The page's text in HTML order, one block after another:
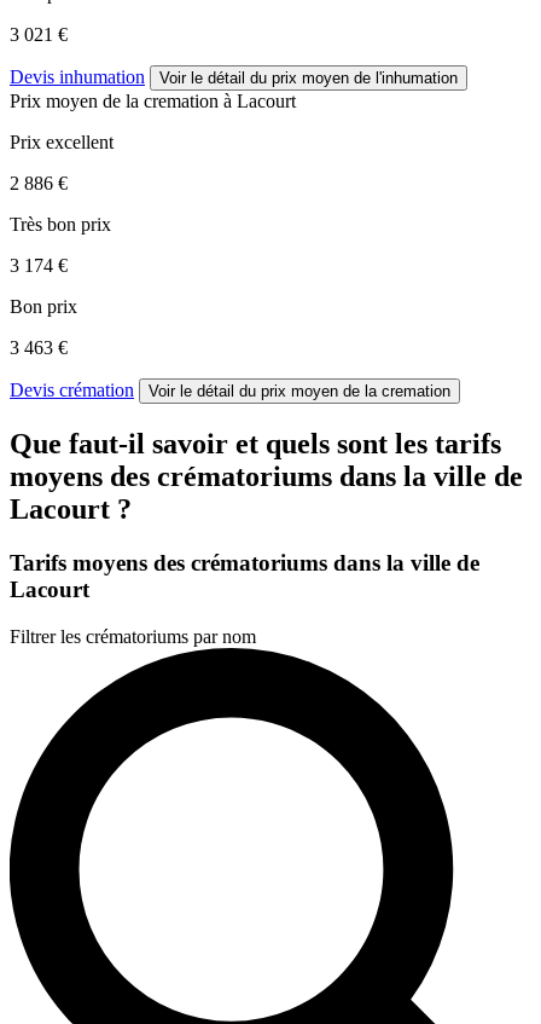
3 021 €
Devis inhumation Voir le détail du prix moyen de l'inhumation
Prix moyen de la cremation à Lacourt
Prix excellent
2 886 €
Très bon prix
3 174 €
Bon prix
3 463 €
Devis crémation Voir le détail du prix moyen de la cremation
Que faut-il savoir et quels sont les tarifs
moyens des crématoriums dans la ville de
Lacourt ?
Tarifs moyens des crématoriums dans la ville de
Lacourt
Filtrer les crématoriums par nom